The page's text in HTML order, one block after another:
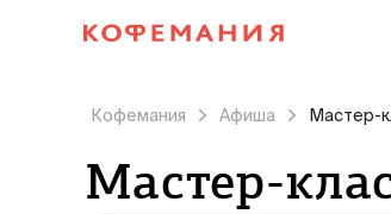
Кофемания Афиша Мастер-
Мастер-